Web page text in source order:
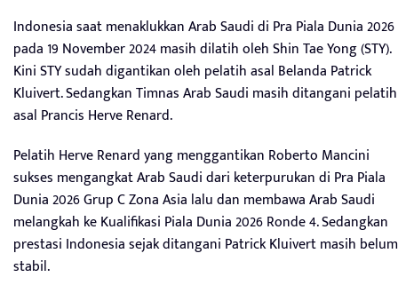
Indonesia saat menaklukkan Arab Saudi di Pra Piala Dunia 2026
pada 19 November 2024 masih dilatih oleh Shin Tae Yong (STY).
Kini STY sudah digantikan oleh pelatih asal Belanda Patrick
Kluivert. Sedangkan Timnas Arab Saudi masih ditangani pelatih
asal Prancis Herve Renard.
Pelatih Herve Renard yang menggantikan Roberto Mancini
sukses mengangkat Arab Saudi dari keterpurukan di Pra Piala
Dunia 2026 Grup C Zona Asia lalu dan membawa Arab Saudi
melangkah ke Kualifikasi Piala Dunia 2026 Ronde 4. Sedangkan
prestasi Indonesia sejak ditangani Patrick Kluivert masih belum
stabil.